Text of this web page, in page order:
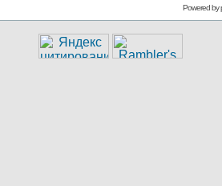
Powered by